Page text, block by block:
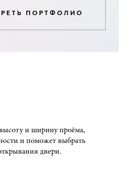
ПОРТФОЛИО
и ширину проёма,
и поможет выбрать
двери.